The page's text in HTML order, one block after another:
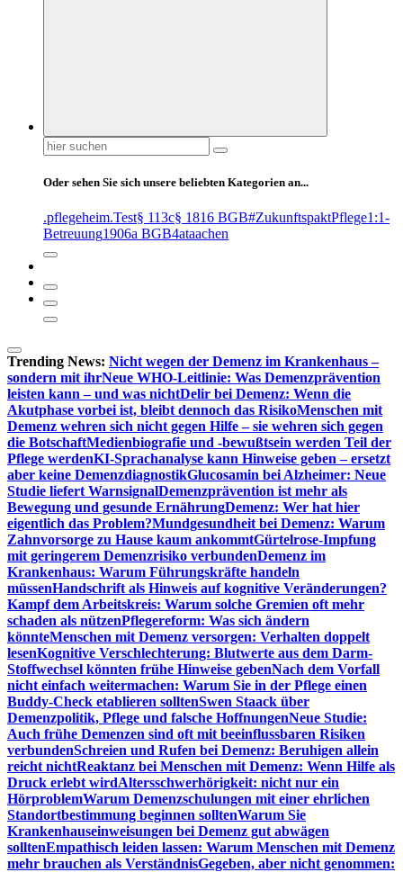
Suchen
nach:
Oder sehen Sie sich unsere beliebten Kategorien an...
.pflegeheim.Test§ 113c§ 1816 BGB#ZukunftspaktPflege1:1-
Betreuung1906a BGB4ataachen
Trending News: Nicht wegen der Demenz im Krankenhaus –
sondern mit ihrNeue WHO-Leitlinie: Was Demenzprävention
leisten kann – und was nichtDelir bei Demenz: Wenn die
Akutphase vorbei ist, bleibt dennoch das RisikoMenschen mit
Demenz wehren sich nicht gegen Hilfe – sie wehren sich gegen
die BotschaftMedienbiografie und -bewußtsein werden Teil der
Pflege werdenKI-Sprachanalyse kann Hinweise geben – ersetzt
aber keine DemenzdiagnostikGlucosamin bei Alzheimer: Neue
Studie liefert WarnsignalDemenzprävention ist mehr als
Bewegung und gesunde ErnährungDemenz: Wer hat hier
eigentlich das Problem?Mundgesundheit bei Demenz: Warum
Zahnvorsorge zu Hause kaum ankommtGürtelrose-Impfung
mit geringerem Demenzrisiko verbundenDemenz im
Krankenhaus: Warum Führungskräfte handeln
müssenHandschrift als Hinweis auf kognitive Veränderungen?
Kampf dem Arbeitskreis: Warum solche Gremien oft mehr
schaden als nützenPflegereform: Was sich ändern
könnteMenschen mit Demenz versorgen: Verhalten doppelt
lesenKognitive Verschlechterung: Blutwerte aus dem Darm-
Stoffwechsel könnten frühe Hinweise gebenNach dem Vorfall
nicht einfach weitermachen: Warum Sie in der Pflege einen
Buddy-Check etablieren solltenSwen Staack über
Demenzpolitik, Pflege und falsche HoffnungenNeue Studie:
Auch frühe Demenzen sind oft mit beeinflussbaren Risiken
verbundenSchreien und Rufen bei Demenz: Beruhigen allein
reicht nichtReaktanz bei Menschen mit Demenz: Wenn Hilfe als
Druck erlebt wirdAltersschwerhörigkeit: nicht nur ein
HörproblemWarum Demenzschulungen mit einer ehrlichen
Standortbestimmung beginnen solltenWarum Sie
Krankenhauseinweisungen bei Demenz gut abwägen
solltenEmpathisch leiden lassen: Warum Menschen mit Demenz
mehr brauchen als VerständnisGegeben, aber nicht genommen: